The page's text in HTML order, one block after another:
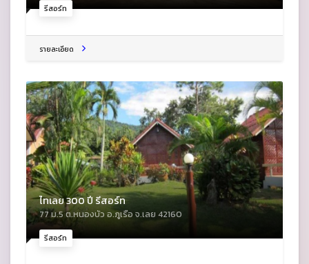
รีสอร์ท
รายละเอียด
รีสอร์ท
ไทเลย 300 ปี รีสอร์ท
77 ม.5 ต.หนองบัว อ.ภูเรือ จ.เลย 42160